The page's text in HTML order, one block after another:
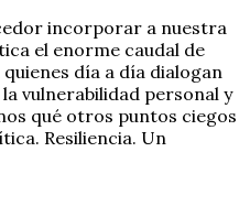
incorporar a nuestra
el enorme caudal de
día a día dialogan
vulnerabilidad personal y
qué otros puntos ciegos
Resiliencia. Un